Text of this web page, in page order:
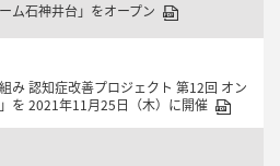
ム石神井台」をオープン
み 認知症改善プロジェクト 第12回 オン
を 2021年11月25日（木）に開催